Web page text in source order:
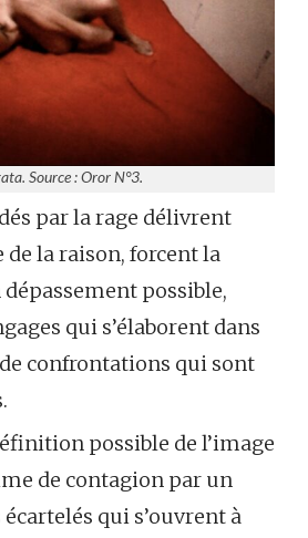
Source : Oror N°3.
par la rage délivrent
de la raison, forcent la
dépassement possible,
qui s’élaborent dans
confrontations qui sont
possible de l’image
de contagion par un
qui s’ouvrent à